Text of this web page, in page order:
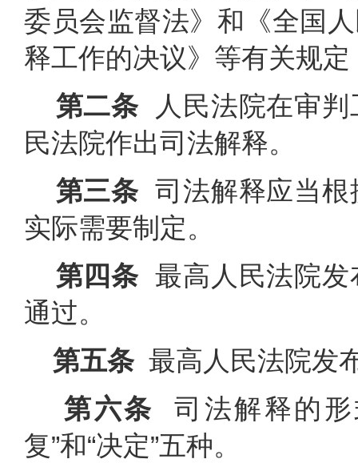
委员会监督法》和《全国
释工作的决议》等有关规
第二条 人民法院在审
民法院作出司法解释。
第三条 司法解释应当
实际需要制定。
第四条 最高人民法院
通过。
第五条最高人民法院发
第六条 司法解释的形
复”和“决定”五种。